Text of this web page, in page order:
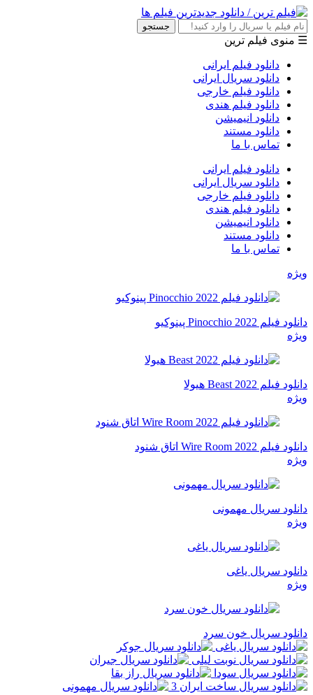
جستجو
☰ منوی فیلم ترین
دانلود فیلم ایرانی
دانلود سریال ایرانی
دانلود فیلم خارجی
دانلود فیلم هندی
دانلود انیمیشن
دانلود مستند
تماس با ما
دانلود فیلم ایرانی
دانلود سریال ایرانی
دانلود فیلم خارجی
دانلود فیلم هندی
دانلود انیمیشن
دانلود مستند
تماس با ما
ویژه
دانلود فیلم Pinocchio 2022 پینوکیو
ویژه
دانلود فیلم Beast 2022 هیولا
ویژه
دانلود فیلم Wire Room 2022 اتاق شنود
ویژه
دانلود سریال مهمونی
ویژه
دانلود سریال یاغی
ویژه
دانلود سریال خون سرد